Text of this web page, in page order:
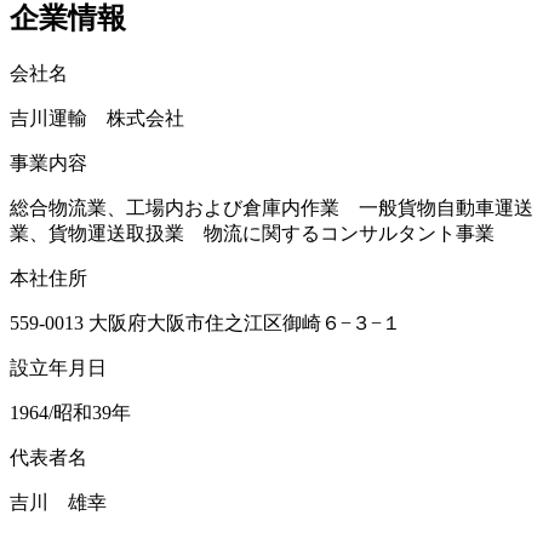
企業情報
会社名
吉川運輸 株式会社
事業内容
総合物流業、工場内および倉庫内作業 一般貨物自動車運送
業、貨物運送取扱業 物流に関するコンサルタント事業
本社住所
559-0013 大阪府大阪市住之江区御崎６−３−１
設立年月日
1964/昭和39年
代表者名
吉川 雄幸